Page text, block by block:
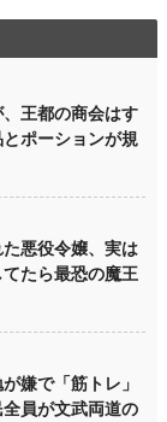
王都の商会はす
ポーションが規
悪役令嬢、実は
たら最恐の魔王
嫌で「筋トレ」
員が文武両道の